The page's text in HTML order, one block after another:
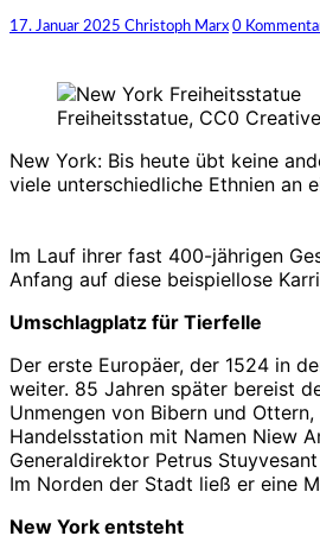
Geschichte
von
17. Januar 2025 Christoph Marx Kommentare
0
Freiheitsstatue, CC0
New York: Bis heute übt keine
viele unterschiedliche Ethnien an
Im Lauf ihrer fast 400-jährigen
Anfang auf diese beispiellose
Umschlagplatz für Tierfelle
Der erste Europäer, der 1524 in
weiter. 85 Jahren später bereist
Unmengen von Bibern und
Handelsstation mit Namen Niew
Generaldirektor Petrus
Im Norden der Stadt ließ er eine
New York entsteht